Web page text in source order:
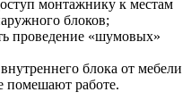
монтажнику к местам
блоков;
проведение «шумовых»
блока от мебели
помешают работе.